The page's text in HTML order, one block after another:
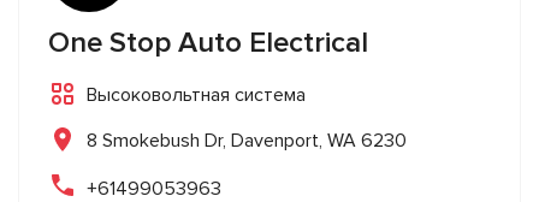
One Stop Auto Electrical
Высоковольтная система
8 Smokebush Dr, Davenport, WA 6230
+61499053963